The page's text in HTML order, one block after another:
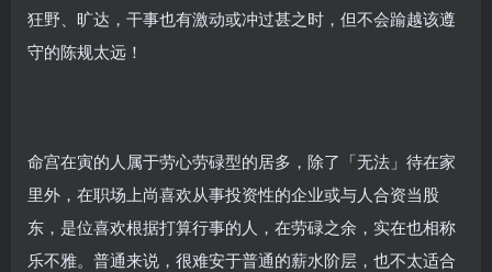
狂野、旷达，干事也有激动或冲过甚之时，但不会踰越该遵
守的陈规太远！
命宫在寅的人属于劳心劳碌型的居多，除了「无法」待在家
里外，在职场上尚喜欢从事投资性的企业或与人合资当股
东，是位喜欢根据打算行事的人，在劳碌之余，实在也相称
乐不雅。普通来说，很难安于普通的薪水阶层，也不太适合